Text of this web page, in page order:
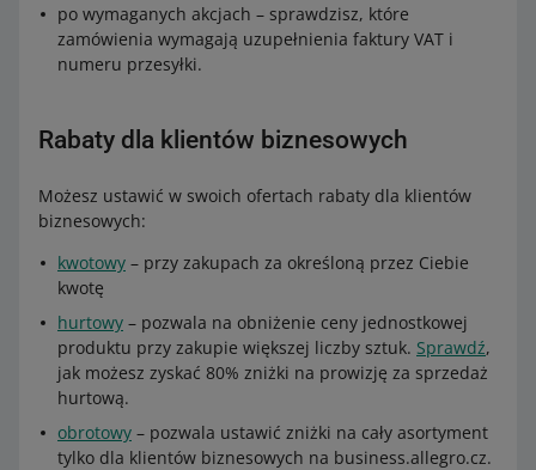
po wymaganych akcjach – sprawdzisz, które
zamówienia wymagają uzupełnienia faktury VAT i
numeru przesyłki.
Rabaty dla klientów biznesowych
Możesz ustawić w swoich ofertach rabaty dla klientów
biznesowych:
kwotowy – przy zakupach za określoną przez Ciebie
kwotę
hurtowy – pozwala na obniżenie ceny jednostkowej
produktu przy zakupie większej liczby sztuk. Sprawdź,
jak możesz zyskać 80% zniżki na prowizję za sprzedaż
hurtową.
obrotowy – pozwala ustawić zniżki na cały asortyment
tylko dla klientów biznesowych na business.allegro.cz.